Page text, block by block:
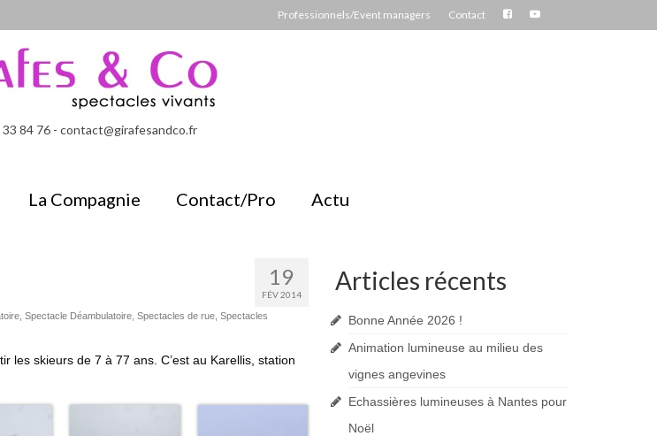
Professionnels/Event managers Contact
33 84 76 - contact@girafesandco.fr
La Compagnie Contact/Pro Actu
19
FÉV 2014
Spectacle Déambulatoire Spectacles de rue Spectacles
les skieurs de 7 à 77 ans. C’est au Karellis, station
Articles récents
Bonne Année 2026 !
Animation lumineuse au milieu des
vignes angevines
Echassières lumineuses à Nantes pour
Noël